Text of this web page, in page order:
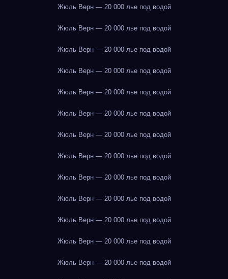
Жюль Верн — 20 000 лье под водой
Жюль Верн — 20 000 лье под водой
Жюль Верн — 20 000 лье под водой
Жюль Верн — 20 000 лье под водой
Жюль Верн — 20 000 лье под водой
Жюль Верн — 20 000 лье под водой
Жюль Верн — 20 000 лье под водой
Жюль Верн — 20 000 лье под водой
Жюль Верн — 20 000 лье под водой
Жюль Верн — 20 000 лье под водой
Жюль Верн — 20 000 лье под водой
Жюль Верн — 20 000 лье под водой
Жюль Верн — 20 000 лье под водой